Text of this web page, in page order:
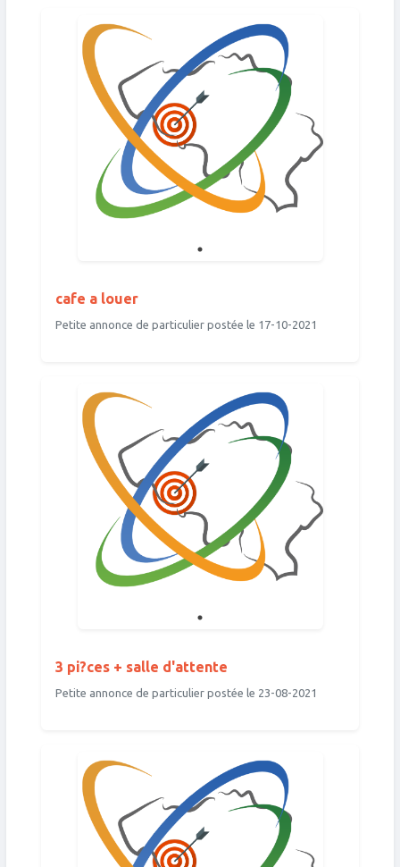
cafe a louer
Petite annonce de particulier postée le 17-10-2021
3 pi?ces + salle d'attente
Petite annonce de particulier postée le 23-08-2021